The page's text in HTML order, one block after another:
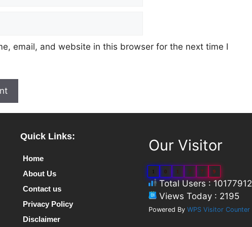
email, and website in this browser for the next time I
Quick Links:
Home
About Us
Contact us
Privacy Policy
Disclaimer
Our Visitor
1 0 1 7 7 9
Total Users : 10177912
Views Today : 2195
Powered By WPS Visitor Counter